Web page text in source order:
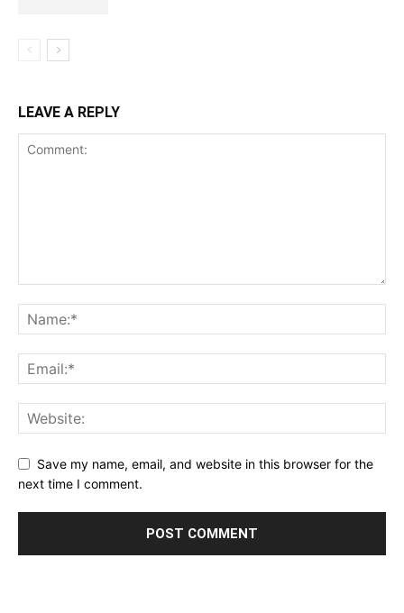
LEAVE A REPLY
Save my name, email, and website in this browser for the
next time I comment.